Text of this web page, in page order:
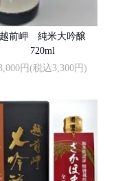
越前岬 純米大吟醸
720ml
円(税込3,300円)